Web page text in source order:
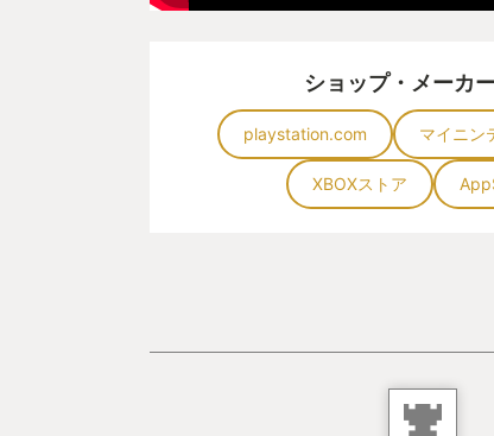
ショップ・メーカ
playstation.com マイニン
XBOXストア